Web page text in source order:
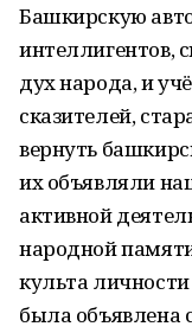
Башкирскую
дух народа, и
сказителей,
вернуть
их объявляли
активной
народной
культа
была объявлена